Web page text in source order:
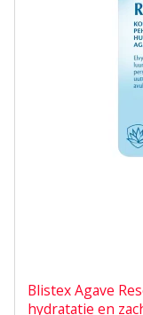
Blistex Agave
hydratatie en